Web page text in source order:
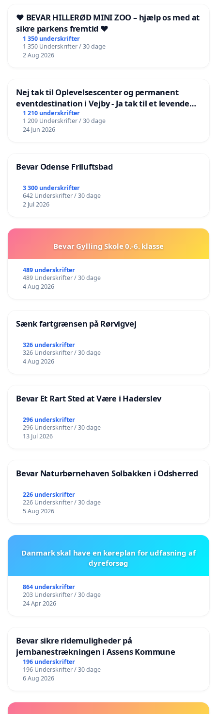
❤️ BEVAR HILLERØD MINI ZOO – hjælp os med at
sikre parkens fremtid ❤️
1 350 underskrifter
1 350 Underskrifter / 30 dage
2 Aug 2026
Nej tak til Oplevelsescenter og permanent
eventdestination i Vejby - Ja tak til et levende
lokalområde i balance
1 210 underskrifter
1 209 Underskrifter / 30 dage
24 Jun 2026
Bevar Odense Friluftsbad
3 300 underskrifter
642 Underskrifter / 30 dage
2 Jul 2026
Bevar Gylling Skole 0.-6. klasse
489 underskrifter
489 Underskrifter / 30 dage
4 Aug 2026
Sænk fartgrænsen på Rørvigvej
326 underskrifter
326 Underskrifter / 30 dage
4 Aug 2026
Bevar Et Rart Sted at Være i Haderslev
296 underskrifter
296 Underskrifter / 30 dage
13 Jul 2026
Bevar Naturbørnehaven Solbakken i Odsherred
226 underskrifter
226 Underskrifter / 30 dage
5 Aug 2026
Danmark skal have en køreplan for udfasning af
dyreforsøg
864 underskrifter
203 Underskrifter / 30 dage
24 Apr 2026
Bevar sikre ridemuligheder på
jernbanestrækningen i Assens Kommune
196 underskrifter
196 Underskrifter / 30 dage
6 Aug 2026